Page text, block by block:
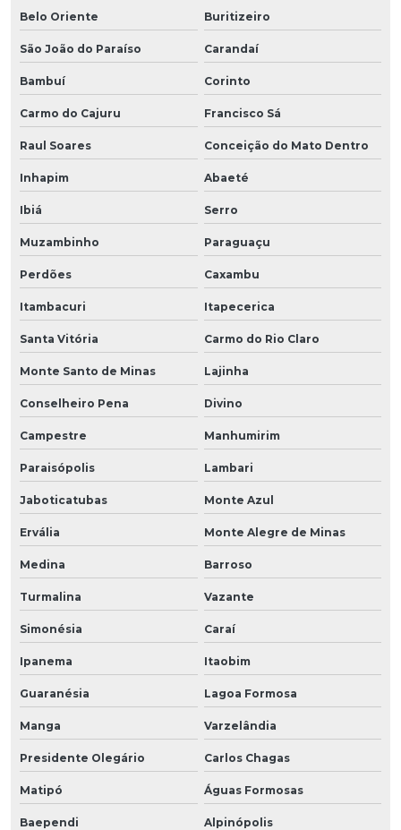
Belo Oriente Buritizeiro
São João do Paraíso Carandaí
Bambuí Corinto
Carmo do Cajuru Francisco Sá
Raul Soares Conceição do Mato Dentro
Inhapim Abaeté
Ibiá Serro
Muzambinho Paraguaçu
Perdões Caxambu
Itambacuri Itapecerica
Santa Vitória Carmo do Rio Claro
Monte Santo de Minas Lajinha
Conselheiro Pena Divino
Campestre Manhumirim
Paraisópolis Lambari
Jaboticatubas Monte Azul
Ervália Monte Alegre de Minas
Medina Barroso
Turmalina Vazante
Simonésia Caraí
Ipanema Itaobim
Guaranésia Lagoa Formosa
Manga Varzelândia
Presidente Olegário Carlos Chagas
Matipó Águas Formosas
Baependi Alpinópolis